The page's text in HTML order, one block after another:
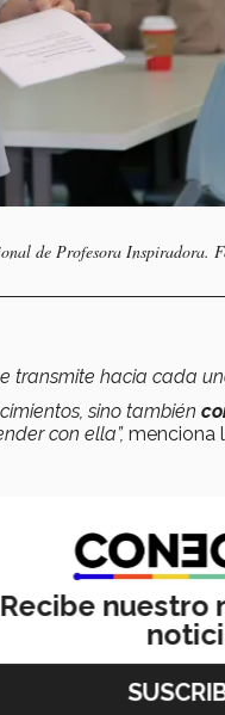
de Profesora Inspiradora.
transmite hacia cada
sino también
con ella”, menciona
impartir
de lo que soy
, comparte.
que le
Recibe nuestro